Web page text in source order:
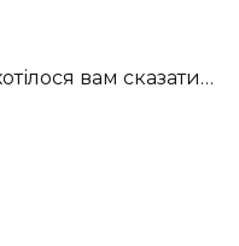
вам сказати…